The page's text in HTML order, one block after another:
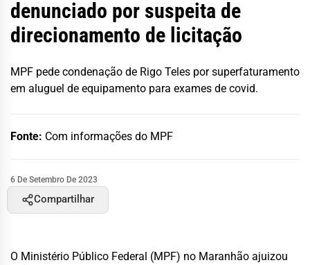
denunciado por suspeita de
direcionamento de licitação
MPF pede condenação de Rigo Teles por superfaturamento
em aluguel de equipamento para exames de covid.
Fonte: Com informações do MPF
6 De Setembro De 2023
Compartilhar
O Ministério Público Federal (MPF) no Maranhão ajuizou